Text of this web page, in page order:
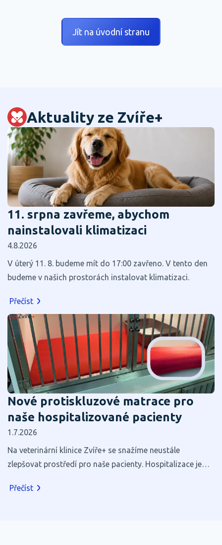
Jít na úvodní stranu
Aktuality ze Zvíře+
11. srpna zavřeme, abychom
nainstalovali klimatizaci
4.8.2026
V úterý 11. 8. budeme mít do 17:00 zavřeno. V tento den
budeme v našich prostorách instalovat klimatizaci.
Přečíst
Nové protiskluzové matrace pro
naše hospitalizované pacienty
1.7.2026
Na veterinární klinice Zvíře+ se snažíme neustále
zlepšovat prostředí pro naše pacienty. Hospitalizace je
maličkosti mohou výrazně přispět k jejich pohodlí a
Přečíst